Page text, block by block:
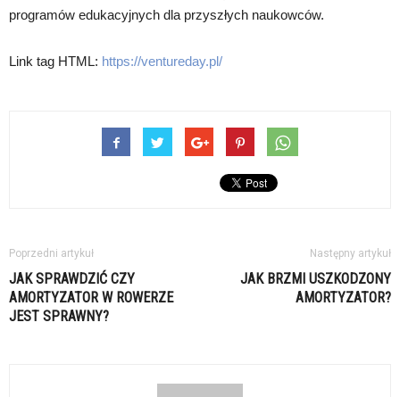
programów edukacyjnych dla przyszłych naukowców.
Link tag HTML: https://ventureday.pl/
Poprzedni artykuł
JAK SPRAWDZIĆ CZY
AMORTYZATOR W ROWERZE
JEST SPRAWNY?
Następny artykuł
JAK BRZMI USZKODZONY
AMORTYZATOR?